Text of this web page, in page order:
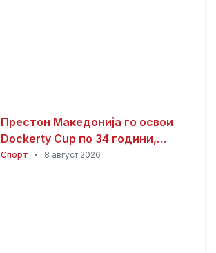
Престон Македонија го освои
Dockerty Cup по 34 години,
Тевере прогласен за најдобар
Спорт • 8 август 2026